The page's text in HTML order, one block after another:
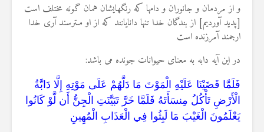
و از مردمان و جانوران و دامها كه رنگهايشان همان گونه مختلف است
[پديد آورديم] از بندگان خدا تنها دانايانند كه از او مى‏ترسند آرى خدا
ارجمند آمرزنده است
در این آیه دابه به معنای حیوانات جونده می باشد:
فَلَمَّا قَضَيْنَا عَلَيْهِ الْمَوْتَ مَا دَلَّهُمْ عَلَى مَوْتِهِ إِلَّا دَابَّةُ
الْأَرْضِ تَأْكُلُ مِنسَأَتَهُ فَلَمَّا خَرَّ تَبَيَّنَتِ الْجِنُّ أَن لَّوْ كَانُوا
يَعْلَمُونَ الْغَيْبَ مَا لَبِثُوا فِي الْعَذَابِ الْمُهِينِ